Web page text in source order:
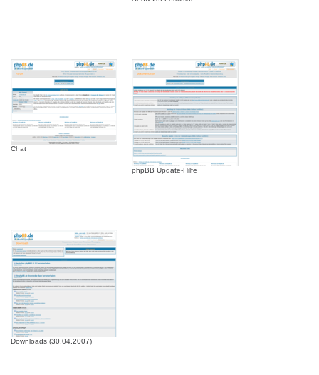
Chat
phpBB Update-Hilfe
Downloads (30.04.2007)